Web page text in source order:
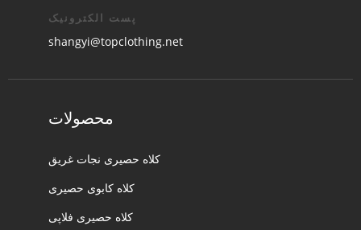
پست الکترونیک
shangyi@topclothing.net
محصولات
کلاه حصیری نجات غریق
کلاه کابوی حصیری
کلاه حصیری فلاپی